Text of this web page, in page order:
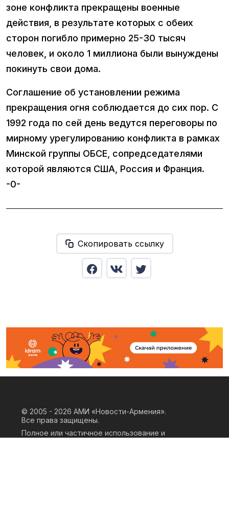
зоне конфликта прекращены военные
действия, в результате которых с обеих
сторон погибло примерно 25-30 тысяч
человек, и около 1 миллиона были вынуждены
покинуть свои дома.
Соглашение об установлении режима
прекращения огня соблюдается до сих пор. С
1992 года по сей день ведутся переговоры по
мирному урегулированию конфликта в рамках
Минской группы ОБСЕ, сопредседателями
которой являются США, Россия и Франция.
-0-
Скопировать ссылку
© 2005 - 2026 АМИ «Новости-Армения».
Все права защищены.
Полное или частичное использование и